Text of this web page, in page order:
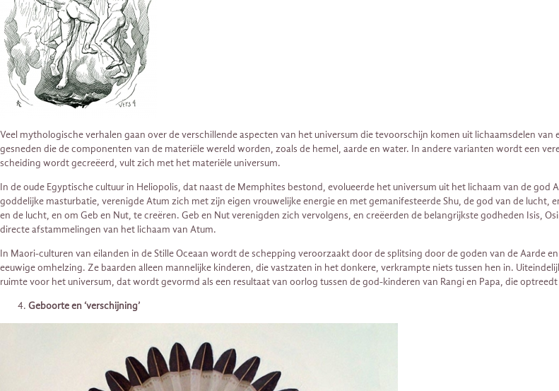
Veel mythologische verhalen gaan over de verschillende aspecten van het universum die tevoorschijn komen uit lichaamsdelen
gesneden die de componenten van de materiële wereld worden, zoals de hemel, aarde en water. In andere varianten wordt een
scheiding wordt gecreëerd, vult zich met het materiële universum.
In de oude Egyptische cultuur in Heliopolis, dat naast de Memphites bestond, evolueerde het universum uit het lichaam van de
goddelijke masturbatie, verenigde Atum zich met zijn eigen vrouwelijke energie en met gemanifesteerde Shu, de god van de
en de lucht, en om Geb en Nut, te creëren. Geb en Nut verenigden zich vervolgens, en creëerden de belangrijkste godheden Isis,
directe afstammelingen van het lichaam van Atum.
In Maori-culturen van eilanden in de Stille Oceaan wordt de schepping veroorzaakt door de splitsing door de goden van de Aarde
eeuwige omhelzing. Ze baarden alleen mannelijke kinderen, die vastzaten in het donkere, verkrampte niets tussen hen in.
ruimte voor het universum, dat wordt gevormd als een resultaat van oorlog tussen de god-kinderen van Rangi en Papa, die
Geboorte en ‘verschijning’